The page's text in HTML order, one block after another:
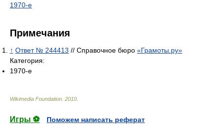
1970-е
Примечания
↑ Ответ № 244413 // Справочное бюро «Грамоты.ру»
Категория:
1970-е
Wikimedia Foundation 2010
Игры ⚽
Поможем написать реферат